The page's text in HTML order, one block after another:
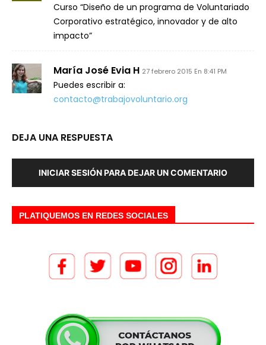
Curso “Diseño de un programa de Voluntariado
Corporativo estratégico, innovador y de alto
impacto”
María José Evia H 27 febrero 2015 En 8:41 PM
Puedes escribir a:
contacto@trabajovoluntario.org
DEJA UNA RESPUESTA
INICIAR SESIÓN PARA DEJAR UN COMENTARIO
PLATIQUEMOS EN REDES SOCIALES